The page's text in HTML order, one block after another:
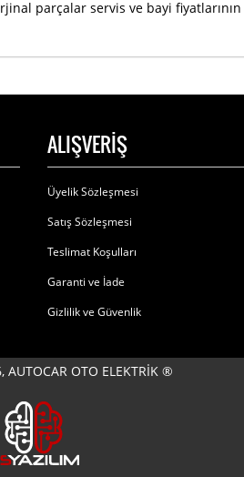
parçalar servis ve bayi
ALIŞVERİŞ
Üyelik Sözleşmesi
Satış Sözleşmesi
Teslimat Koşulları
Garanti ve İade
Gizlilik ve Güvenlik
OTO ELEKTRİK ®